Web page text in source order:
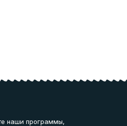
наши программы,